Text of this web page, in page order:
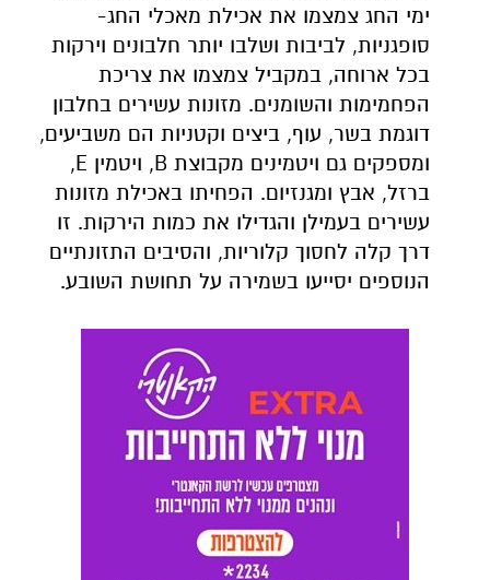
ימי החג צמצמו את אכילת מאכלי החג-
סופגניות, לביבות ושלבו יותר חלבונים וירקות
בכל ארוחה, במקביל צמצמו את צריכת
הפחמימות והשומנים. מזונות עשירים בחלבון
דוגמת בשר, עוף, ביצים וקטניות הם משביעים,
ומספקים גם ויטמינים מקבוצת B, ויטמין E,
ברזל, אבץ ומגנזיום. הפחיתו באכילת מזונות
עשירים בעמילן והגדילו את כמות הירקות. זו
דרך קלה לחסוך קלוריות, והסיבים התזונתיים
הנוספים יסייעו בשמירה על תחושת השובע.